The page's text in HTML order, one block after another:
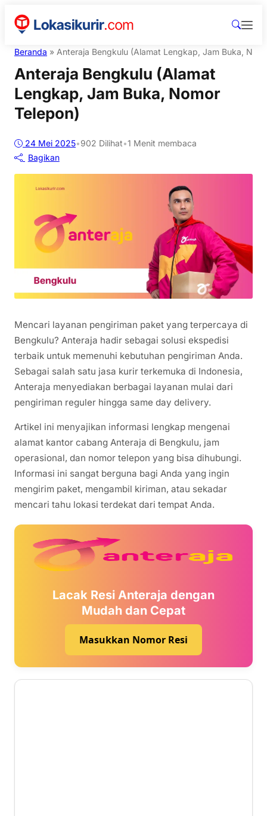
Beranda » Anteraja Bengkulu (Alamat Lengkap, Jam Buka,
Anteraja Bengkulu (Alamat
Lengkap, Jam Buka, Nomor
Telepon)
24 Mei 2025•902 Dilihat•1 Menit membaca
Bagikan
Mencari layanan pengiriman paket yang terpercaya di
Bengkulu? Anteraja hadir sebagai solusi ekspedisi
terbaik untuk memenuhi kebutuhan pengiriman Anda.
Sebagai salah satu jasa kurir terkemuka di Indonesia,
Anteraja menyediakan berbagai layanan mulai dari
pengiriman reguler hingga same day delivery.
Artikel ini menyajikan informasi lengkap mengenai
alamat kantor cabang Anteraja di Bengkulu, jam
operasional, dan nomor telepon yang bisa dihubungi.
Informasi ini sangat berguna bagi Anda yang ingin
mengirim paket, mengambil kiriman, atau sekadar
mencari tahu lokasi terdekat dari tempat Anda.
Lacak Resi Anteraja dengan
Mudah dan Cepat
Masukkan Nomor Resi